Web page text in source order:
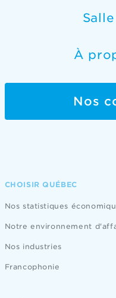
À
Nos
CHOISIR QUÉBEC
Nos statistiques
Notre environnement
Nos industries
Francophonie